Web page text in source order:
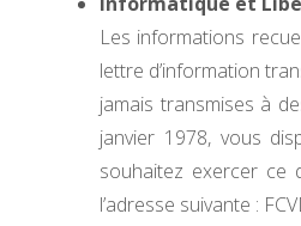
Les informations
lettre d’information
jamais transmises à
janvier 1978, vous
souhaitez exercer ce
l’adresse suivante :